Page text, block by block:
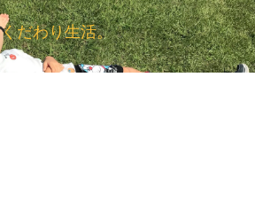
くだわり生活。